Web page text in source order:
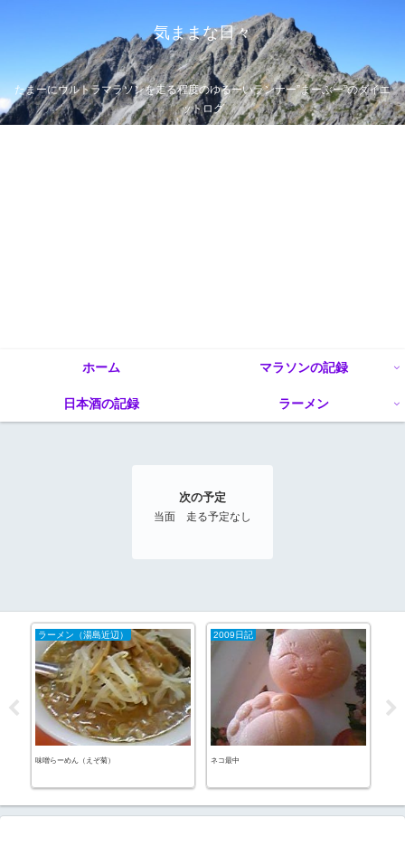
気ままな日々
たまーにウルトラマラソンを走る程度のゆるーいランナー”まーぶー”のダイエ
ットログ
ホーム マラソンの記録
日本酒の記録 ラーメン
次の予定
当面 走る予定なし
ラーメン（湯島近辺）
味噌らーめん（えぞ菊）
2009日記
ネコ最中